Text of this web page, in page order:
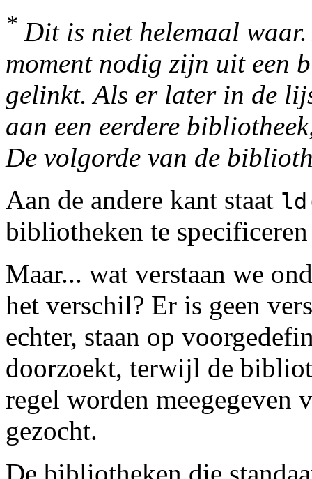
* Dit is niet helemaal
moment nodig zijn uit een
gelinkt. Als er later in de
aan een eerdere
De volgorde van de
Aan de andere kant staat
bibliotheken te
Maar... wat verstaan we
het verschil? Er is geen
echter, staan op
doorzoekt, terwijl de
regel worden meegegeven
gezocht.
De bibliotheken die